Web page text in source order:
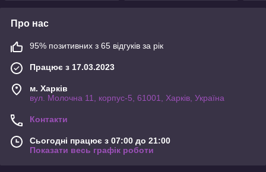
Про нас
95% позитивних з 65 відгуків за рік
Працює з 17.03.2023
м. Харків
вул. Молочна 11, корпус-5, 61001, Харків, Україна
Контакти
Сьогодні працює з 07:00 до 21:00
Показати весь графік роботи